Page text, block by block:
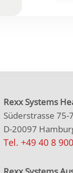
Rexx Systems
Süderstrasse 75-
D-20097
Tel. +49 40 8